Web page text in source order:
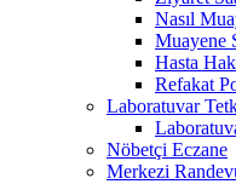
Nasıl
Muayene
Hasta
Refakat
Laboratuvar
Nöbetçi Eczane
Merkezi